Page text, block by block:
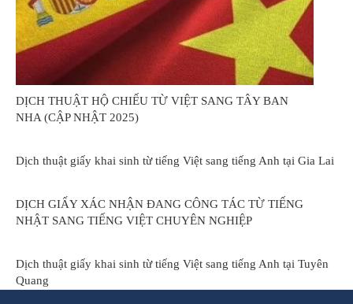
DỊCH THUẬT HỘ CHIẾU TỪ VIỆT SANG TÂY BAN
NHA (CẬP NHẬT 2025)
Dịch thuật giấy khai sinh từ tiếng Việt sang tiếng Anh tại Gia Lai
DỊCH GIẤY XÁC NHẬN ĐANG CÔNG TÁC TỪ TIẾNG
NHẬT SANG TIẾNG VIỆT CHUYÊN NGHIỆP
Dịch thuật giấy khai sinh từ tiếng Việt sang tiếng Anh tại Tuyên
Quang